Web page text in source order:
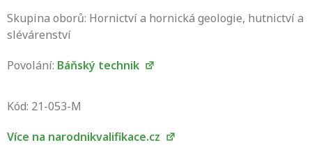
Skupina oborů: Hornictví a hornická geologie, hutnictví a
slévárenství
Povolání: Báňský technik
Kód: 21-053-M
Více na narodnikvalifikace.cz
Víte, jaké dovednosti musíte pro danou